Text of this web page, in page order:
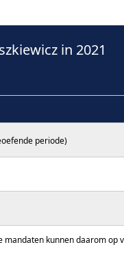
in 2021
periode)
kunnen daarom op